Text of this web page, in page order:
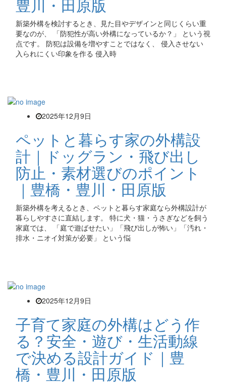
豊川・田原版
新築外構を検討するとき、見た目やデザインと同じくらい重
要なのが、 「防犯性が高い外構になっているか？」 という視
点です。 防犯は設備を増やすことではなく、 侵入させない
入られにくい印象を作る 侵入時
2025年12月9日
ペットと暮らす家の外構設
計｜ドッグラン・飛び出し
防止・素材選びのポイント
｜豊橋・豊川・田原版
新築外構を考えるとき、ペットと暮らす家庭なら外構設計が
暮らしやすさに直結します。 特に犬・猫・うさぎなどを飼う
家庭では、 「庭で遊ばせたい」「飛び出しが怖い」「汚れ・
排水・ニオイ対策が必要」 という悩
2025年12月9日
子育て家庭の外構はどう作
る？安全・遊び・生活動線
で決める設計ガイド｜豊
橋・豊川・田原版